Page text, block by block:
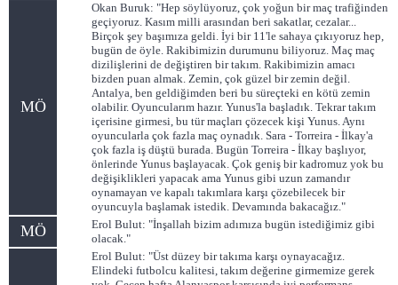
MÖ
Okan Buruk: "Hep söylüyoruz, çok yoğun bir maç trafiğinden
geçiyoruz. Kasım milli arasından beri sakatlar, cezalar...
Birçok şey başımıza geldi. İyi bir 11'le sahaya çıkıyoruz hep,
bugün de öyle. Rakibimizin durumunu biliyoruz. Maç maç
dizilişlerini de değiştiren bir takım. Rakibimizin amacı
bizden puan almak. Zemin, çok güzel bir zemin değil.
Antalya, ben geldiğimden beri bu süreçteki en kötü zemin
olabilir. Oyuncularım hazır. Yunus'la başladık. Tekrar takım
içerisine girmesi, bu tür maçları çözecek kişi Yunus. Aynı
oyuncularla çok fazla maç oynadık. Sara - Torreira - İlkay'a
çok fazla iş düştü burada. Bugün Torreira - İlkay başlıyor,
önlerinde Yunus başlayacak. Çok geniş bir kadromuz yok bu
değişiklikleri yapacak ama Yunus gibi uzun zamandır
oynamayan ve kapalı takımlara karşı çözebilecek bir
oyuncuyla başlamak istedik. Devamında bakacağız."
MÖ
Erol Bulut: "İnşallah bizim adımıza bugün istediğimiz gibi
olacak."
Erol Bulut: "Üst düzey bir takıma karşı oynayacağız.
Elindeki futbolcu kalitesi, takım değerine girmemize gerek